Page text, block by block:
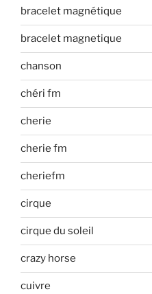
bracelet magnétique
bracelet magnetique
chanson
chéri fm
cherie
cherie fm
cheriefm
cirque
cirque du soleil
crazy horse
cuivre